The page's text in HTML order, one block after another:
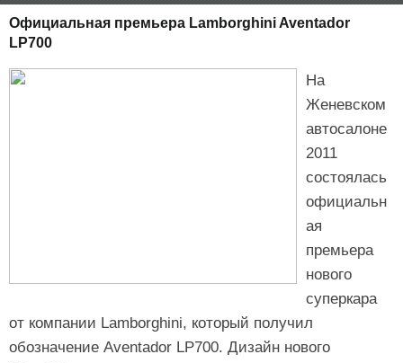
Официальная премьера Lamborghini Aventador
LP700
На
Женевском
автосалоне
2011
состоялась
официальн
ая
премьера
нового
суперкара
от компании Lamborghini, который получил
обозначение Aventador LP700. Дизайн нового